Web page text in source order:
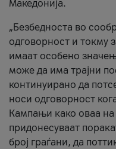
Македонија.
„Безбедноста во
одговорност и токму
имаат особено
може да има трајни
континуирано да
носи одговорност
Кампањи како оваа на
придонесуваат
број граѓани, да